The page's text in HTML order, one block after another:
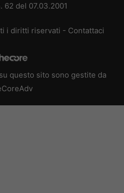
62 del 07.03.2001
i diritti riservati - Contattaci
questo sito sono gestite da